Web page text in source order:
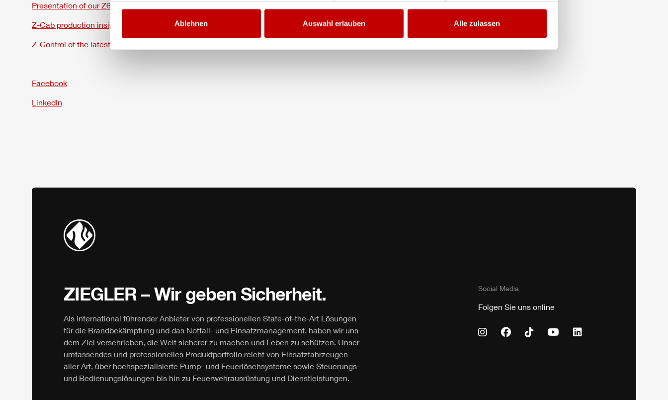
Ablehnen Auswahl erlauben Alle zulassen
Presentation of ourZ6
Z-Cab production insights
Z-Control of the latest generation
Facebook
LinkedIn
ZIEGLER – Wir geben Sicherheit.
Als international führender Anbieter von professionellen State-of-the-Art Lösungen
für die Brandbekämpfung und das Notfall- und Einsatzmanagement. haben wir uns
dem Ziel verschrieben, die Welt sicherer zu machen und Leben zu schützen. Unser
umfassendes und professionelles Produktportfolio reicht von Einsatzfahrzeugen
aller Art, über hochspezialisierte Pump- und Feuerlöschsysteme sowie Steuerungs-
und Bedienungslösungen bis hin zu Feuerwehrausrüstung und Dienstleistungen.
Social Media
Folgen Sie uns online